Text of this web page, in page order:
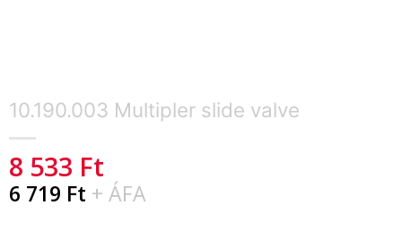
10.190.003 Multipler slide valve
8 533 Ft
6 719 Ft + ÁFA